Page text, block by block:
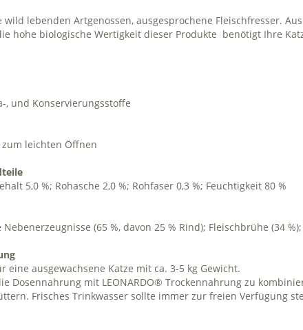
wild lebenden Artgenossen, ausgesprochene Fleischfresser.
hohe biologische Wertigkeit dieser Produkte benötigt Ihre
, und Konservierungsstoffe
leichten Öffnen
5,0 %; Rohasche 2,0 %; Rohfaser 0,3 %; Feuchtigkeit 80 %
(65 %, davon 25 % Rind); Fleischbrühe (34
eine ausgewachsene Katze mit ca. 3-5 kg Gewicht.
Dosennahrung mit LEONARDO® Trockennahrung zu
Frisches Trinkwasser sollte immer zur freien Verfügung